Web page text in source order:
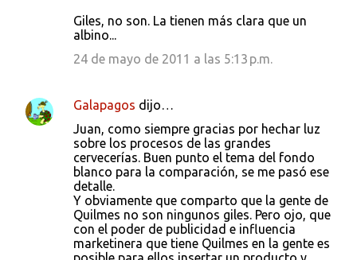
Giles, no son. La tienen más clara que un
albino...
24 de mayo de 2011 a las 5:13 p.m.
Galapagos dijo…
Juan, como siempre gracias por hechar luz
sobre los procesos de las grandes
cervecerías. Buen punto el tema del fondo
blanco para la comparación, se me pasó ese
detalle.
Y obviamente que comparto que la gente de
Quilmes no son ningunos giles. Pero ojo, que
con el poder de publicidad e influencia
marketinera que tiene Quilmes en la gente es